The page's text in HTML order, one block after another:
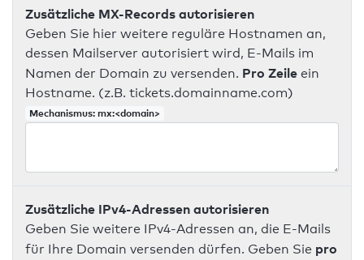
Zusätzliche MX-Records autorisieren
Geben Sie hier weitere reguläre Hostnamen an,
dessen Mailserver autorisiert wird, E-Mails im
Namen der Domain zu versenden. Pro Zeile ein
Hostname. (z.B. tickets.domainname.com)
Mechanismus: mx:<domain>
Zusätzliche IPv4-Adressen autorisieren
Geben Sie weitere IPv4-Adressen an, die E-Mails
für Ihre Domain versenden dürfen. Geben Sie pro